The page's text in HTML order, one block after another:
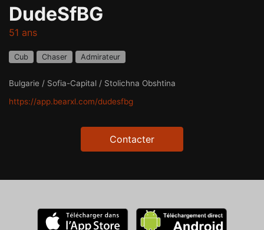
DudeSfBG
51 ans
Cub Chaser Admirateur
Bulgarie / Sofia-Capital / Stolichna Obshtina
https://app.bearxl.com/dudesfbg
Contacter